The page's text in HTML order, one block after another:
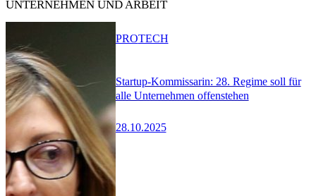
UNTERNEHMEN UND ARBEIT
Startup-Kommissarin: 28. Regime soll für
alle Unternehmen offenstehen
28.10.2025
PROTECH